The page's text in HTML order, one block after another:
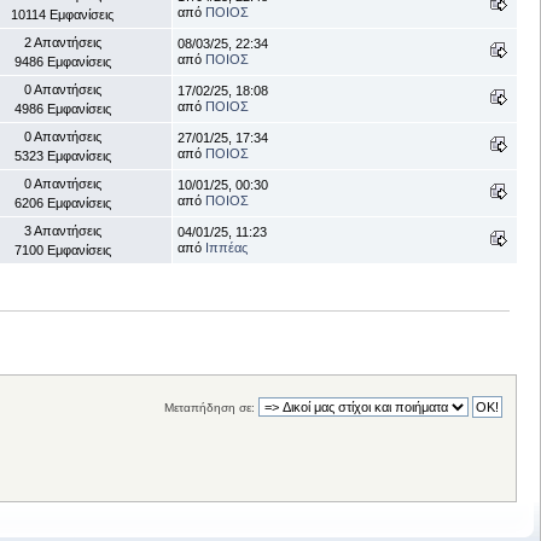
10114 Εμφανίσεις
από ΠΟΙΟΣ
2 Απαντήσεις
9486 Εμφανίσεις
08/03/25, 22:34
από ΠΟΙΟΣ
0 Απαντήσεις
4986 Εμφανίσεις
17/02/25, 18:08
από ΠΟΙΟΣ
0 Απαντήσεις
5323 Εμφανίσεις
27/01/25, 17:34
από ΠΟΙΟΣ
0 Απαντήσεις
6206 Εμφανίσεις
10/01/25, 00:30
από ΠΟΙΟΣ
3 Απαντήσεις
7100 Εμφανίσεις
04/01/25, 11:23
από Ιππέας
Μεταπήδηση σε: